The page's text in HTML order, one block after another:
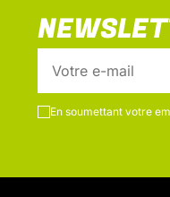
En soumettant votre